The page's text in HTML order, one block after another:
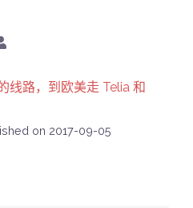
线路，到欧美走 Telia 和
on 2017-09-05